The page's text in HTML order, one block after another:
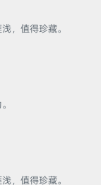
，值得珍藏。
，值得珍藏。